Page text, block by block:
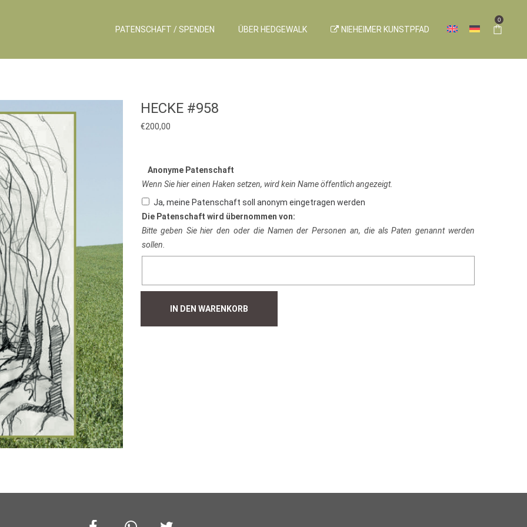
PATENSCHAFT / SPENDEN ÜBER HEDGEWALK NIEHEIMER KUNSTPFAD
0
HECKE #958
€200,00
Anonyme Patenschaft
Wenn Sie hier einen Haken setzen, wird kein Name öffentlich angezeigt.
Ja, meine Patenschaft soll anonym eingetragen werden
Die Patenschaft wird übernommen von:
Bitte geben Sie hier den oder die Namen der Personen an, die als Paten genannt werden
sollen.
Menge
IN DEN WARENKORB